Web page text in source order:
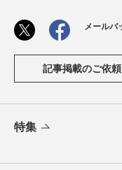
メールバ
記事掲載のご依頼
特集